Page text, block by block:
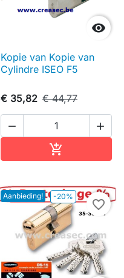

Kopie van Kopie van
Cylindre ISEO F5
€ 35,82 € 44,77
 

Aanbieding! -20%
favorite_border